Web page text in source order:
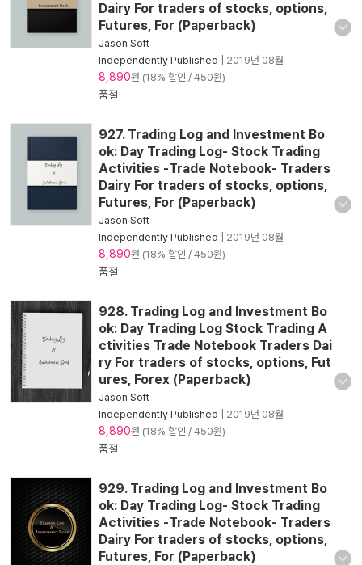
Dairy For traders of stocks, options,
Futures, For (Paperback)
Jason Soft
Independently Published
2019년 08월
8,890원 (18% 할인 / 450원)
품절
927. Trading Log and Investment Bo
ok: Day Trading Log- Stock Trading
Activities -Trade Notebook- Traders
Dairy For traders of stocks, options,
Futures, For (Paperback)
Jason Soft
Independently Published
2019년 08월
8,890원 (18% 할인 / 450원)
품절
928. Trading Log and Investment Bo
ok: Day Trading Log Stock Trading A
ctivities Trade Notebook Traders Dai
ry For traders of stocks, options, Fut
ures, Forex (Paperback)
Jason Soft
Independently Published
2019년 08월
8,890원 (18% 할인 / 450원)
품절
929. Trading Log and Investment Bo
ok: Day Trading Log- Stock Trading
Activities -Trade Notebook- Traders
Dairy For traders of stocks, options,
Futures, For (Paperback)